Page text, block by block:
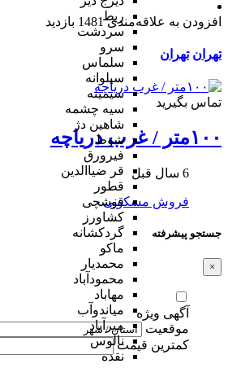
ربط
سردشت
سرو
سلماس
سیلوانه
سیمینه
سیه چشمه
شاهین دژ
شوط
فیرورق
قر ضیاالدین
قطور
قوشچی
کشاورز
گردکشانه
ماکو
محمدیار
محمودآباد
مهاباد
میاندوآب
میرآباد
نالوس
نقده
افزودن به علاقه‌مندی 1481 بازدید
تهران تهران
تماس بگیرید
۱۰۰متر / غرب دریاچه
6 سال قبل
فروش مسکونی
جستجو پیشرفته
×
آگهی ویژه
موقعیت
کمترین قیمت